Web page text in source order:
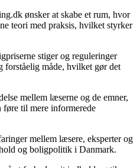
ønsker at skabe et rum, hvor
teori med praksis, hvilket styrker
stiger og reguleringer
forståelig måde, hvilket gør det
mellem læserne og de emner,
føre til mere informerede
mellem læsere, eksperter og
og boligpolitik i Danmark.